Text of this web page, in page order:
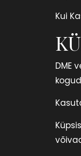
Kui
DME